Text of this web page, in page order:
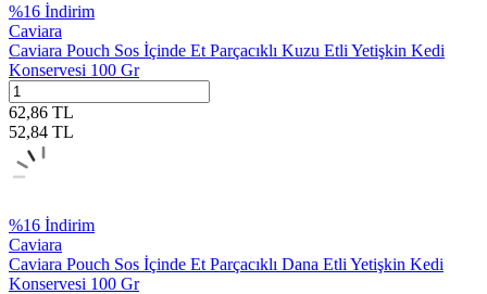
%16 İndirim
Caviara
Caviara Pouch Sos İçinde Et Parçacıklı Kuzu Etli Yetişkin Kedi
Konservesi 100 Gr
62,86 TL
52,84 TL
%16 İndirim
Caviara
Caviara Pouch Sos İçinde Et Parçacıklı Dana Etli Yetişkin Kedi
Konservesi 100 Gr